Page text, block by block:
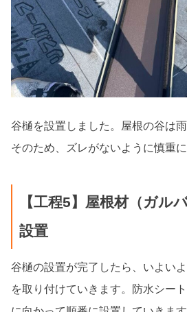
谷樋を設置しました。屋根の谷は
そのため、ズレがないように慎重
【工程5】屋根材（ガル
設置
谷樋の設置が完了したら、いよい
を取り付けていきます。防水シー